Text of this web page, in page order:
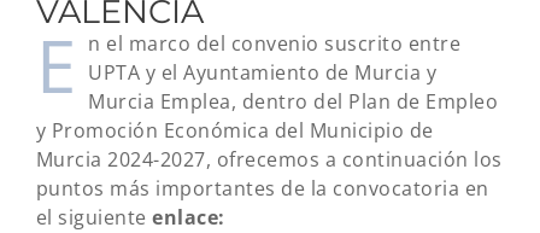
VALENCIA
E
n el marco del convenio suscrito entre
UPTA y el Ayuntamiento de Murcia y
Murcia Emplea, dentro del Plan de Empleo
y Promoción Económica del Municipio de
Murcia 2024-2027, ofrecemos a continuación los
puntos más importantes de la convocatoria en
el siguienteenlace: